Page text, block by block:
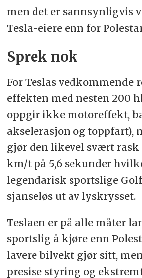
men det er sannsynligvis
Tesla-eiere enn for
Sprek nok
For Teslas vedkommende
effekten med nesten 200
oppgir ikke motoreffekt,
akselerasjon og toppfart),
gjør den likevel svært rask
km/t på 5,6 sekunder
legendarisk sportslige
sjanseløs ut av lyskrysset.
Teslaen er på alle måter
sportslig å kjøre enn
lavere bilvekt gjør sitt,
presise styring og